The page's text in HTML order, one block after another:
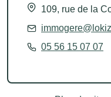
109, rue de la
05 56 15 07 07